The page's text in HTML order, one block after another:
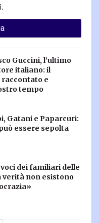
Guccini, l’ultimo
italiano: il
raccontato e
tempo
Gatani e Paparcuri:
essere sepolta
voci dei familiari delle
verità non esistono